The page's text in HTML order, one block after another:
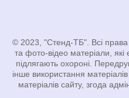
© 2023, "Стенд-ТБ". Всі права
та фото-відео матеріали, які
підлягають охороні.
інше використання
матеріалів сайту, згода